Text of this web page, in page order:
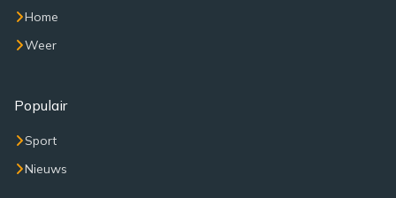
Home
Weer
Populair
Sport
Nieuws